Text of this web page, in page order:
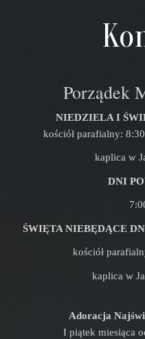
Porządek
NIEDZIELA I
kościół parafialny:
kaplica w
DNI
ŚWIĘTA NIEBĘDĄCE
kościół
kaplica w
Adoracja
I piątek miesiąca